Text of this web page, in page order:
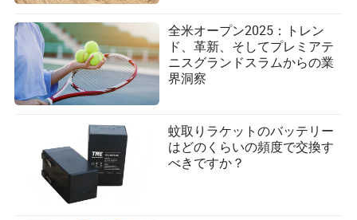
全米オープン2025：トレン
ド、革新、そしてプレミアテ
ニスグランドスラムからの業
界洞察
蚊取りラケットのバッテリー
はどのくらいの頻度で交換す
べきですか？